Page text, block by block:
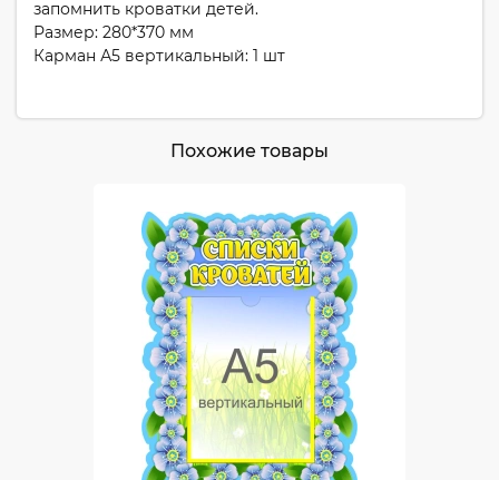
запомнить кроватки детей.
Размер: 280*370 мм
Карман А5 вертикальный: 1 шт
Похожие товары